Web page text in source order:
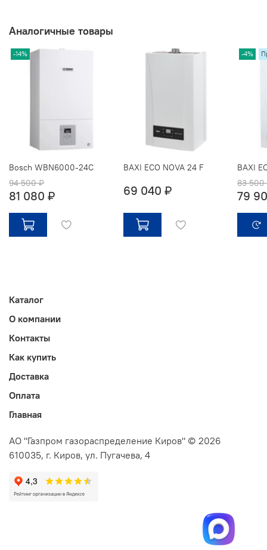
Аналогичные товары
-14%
Bosch WBN6000-24С
94 500 ₽
81 080 ₽
BAXI ECO NOVA 24 F
69 040 ₽
-4%
BAXI
83 500
79
Каталог
О компании
Контакты
Как купить
Доставка
Оплата
Главная
АО "Газпром газораспределение Киров" © 2026
610035, г. Киров, ул. Пугачева, 4